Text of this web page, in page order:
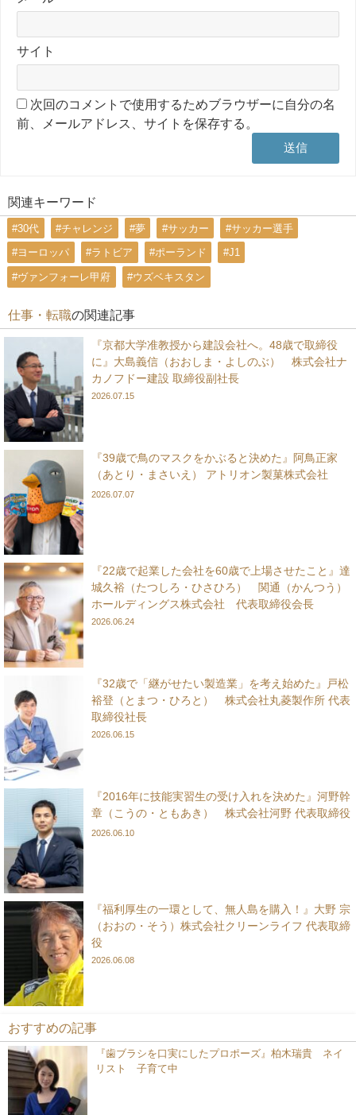
サイト
次回のコメントで使用するためブラウザーに自分の名
前、メールアドレス、サイトを保存する。
関連キーワード
#30代 #チャレンジ #夢 #サッカー #サッカー選手
#ヨーロッパ #ラトビア #ポーランド #J1
#ヴァンフォーレ甲府 #ウズベキスタン
仕事・転職の関連記事
『京都大学准教授から建設会社へ。48歳で取締役
に』大島義信（おおしま・よしのぶ） 株式会社ナ
カノフドー建設 取締役副社長
2026.07.15
『39歳で鳥のマスクをかぶると決めた』阿鳥正家
（あとり・まさいえ） アトリオン製菓株式会社
2026.07.07
『22歳で起業した会社を60歳で上場させたこと』達
城久裕（たつしろ・ひさひろ） 関通（かんつう）
ホールディングス株式会社 代表取締役会長
2026.06.24
『32歳で「継がせたい製造業」を考え始めた』戸松
裕登（とまつ・ひろと） 株式会社丸菱製作所 代表
取締役社長
2026.06.15
『2016年に技能実習生の受け入れを決めた』河野幹
章（こうの・ともあき） 株式会社河野 代表取締役
2026.06.10
『福利厚生の一環として、無人島を購入！』大野 宗
（おおの・そう）株式会社クリーンライフ 代表取締
役
2026.06.08
おすすめの記事
『歯ブラシを口実にしたプロポーズ』柏木瑞貴 ネイ
リスト 子育て中